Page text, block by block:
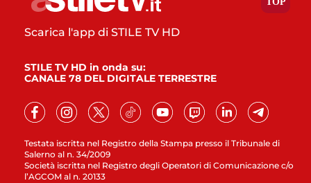
Testata iscritta nel Registro della Stampa presso il Tribunale di
Salerno al n. 34/2009
Società iscritta nel Registro degli Operatori di Comunicazione c/o
l’AGCOM al n. 20133
Scarica l'app di STILE TV HD
STILE TV HD in onda su:
CANALE 78 DEL DIGITALE TERRESTRE